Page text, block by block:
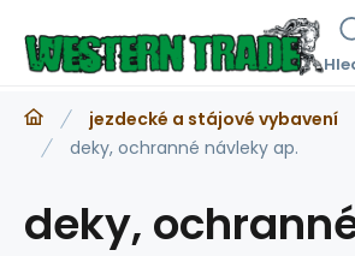
jezdecké a stájové vybavení
deky, ochranné návleky ap.
deky,